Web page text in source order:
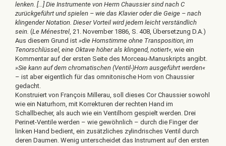
lenken. [...] Die Instrumente von Herrn Chaussier sind nach C
zurückgeführt und spielen – wie das Klavier oder die Geige – nach
klingender Notation. Dieser Vorteil wird jedem leicht verständlich
sein. (Le Ménestrel, 21. November 1886, S. 408, Übersetzung D.A.)
Aus diesem Grund ist »die Hornstimme ohne Transposition, im
Tenorschlüssel, eine Oktave höher als klingend, notiert«, wie ein
Kommentar auf der ersten Seite des Morceau-Manuskripts angibt.
»Sie kann auf dem chromatischen (Ventil-)Horn ausgeführt werden«
– ist aber eigentlich für das omnitonische Horn von Chaussier
gedacht.
Konstruiert von François Millerau, soll dieses Cor Chaussier sowohl
wie ein Naturhorn, mit Korrekturen der rechten Hand im
Schallbecher, als auch wie ein Ventilhorn gespielt werden. Drei
Perinet-Ventile werden – wie gewöhnlich – durch die Finger der
linken Hand bedient, ein zusätzliches zylindrisches Ventil durch
deren Daumen. Wenig unterscheidet das Instrument auf den ersten